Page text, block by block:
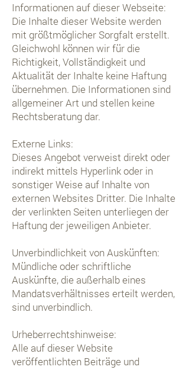
Informationen auf dieser Webseite:
Die Inhalte dieser Website werden
mit größtmöglicher Sorgfalt erstellt.
Gleichwohl können wir für die
Richtigkeit, Vollständigkeit und
Aktualität der Inhalte keine Haftung
übernehmen. Die Informationen sind
allgemeiner Art und stellen keine
Rechtsberatung dar.
Externe Links:
Dieses Angebot verweist direkt oder
indirekt mittels Hyperlink oder in
sonstiger Weise auf Inhalte von
externen Websites Dritter. Die Inhalte
der verlinkten Seiten unterliegen der
Haftung der jeweiligen Anbieter.
Unverbindlichkeit von Auskünften:
Mündliche oder schriftliche
Auskünfte, die außerhalb eines
Mandatsverhältnisses erteilt werden,
sind unverbindlich.
Urheberrechtshinweise:
Alle auf dieser Website
veröffentlichten Beiträge und